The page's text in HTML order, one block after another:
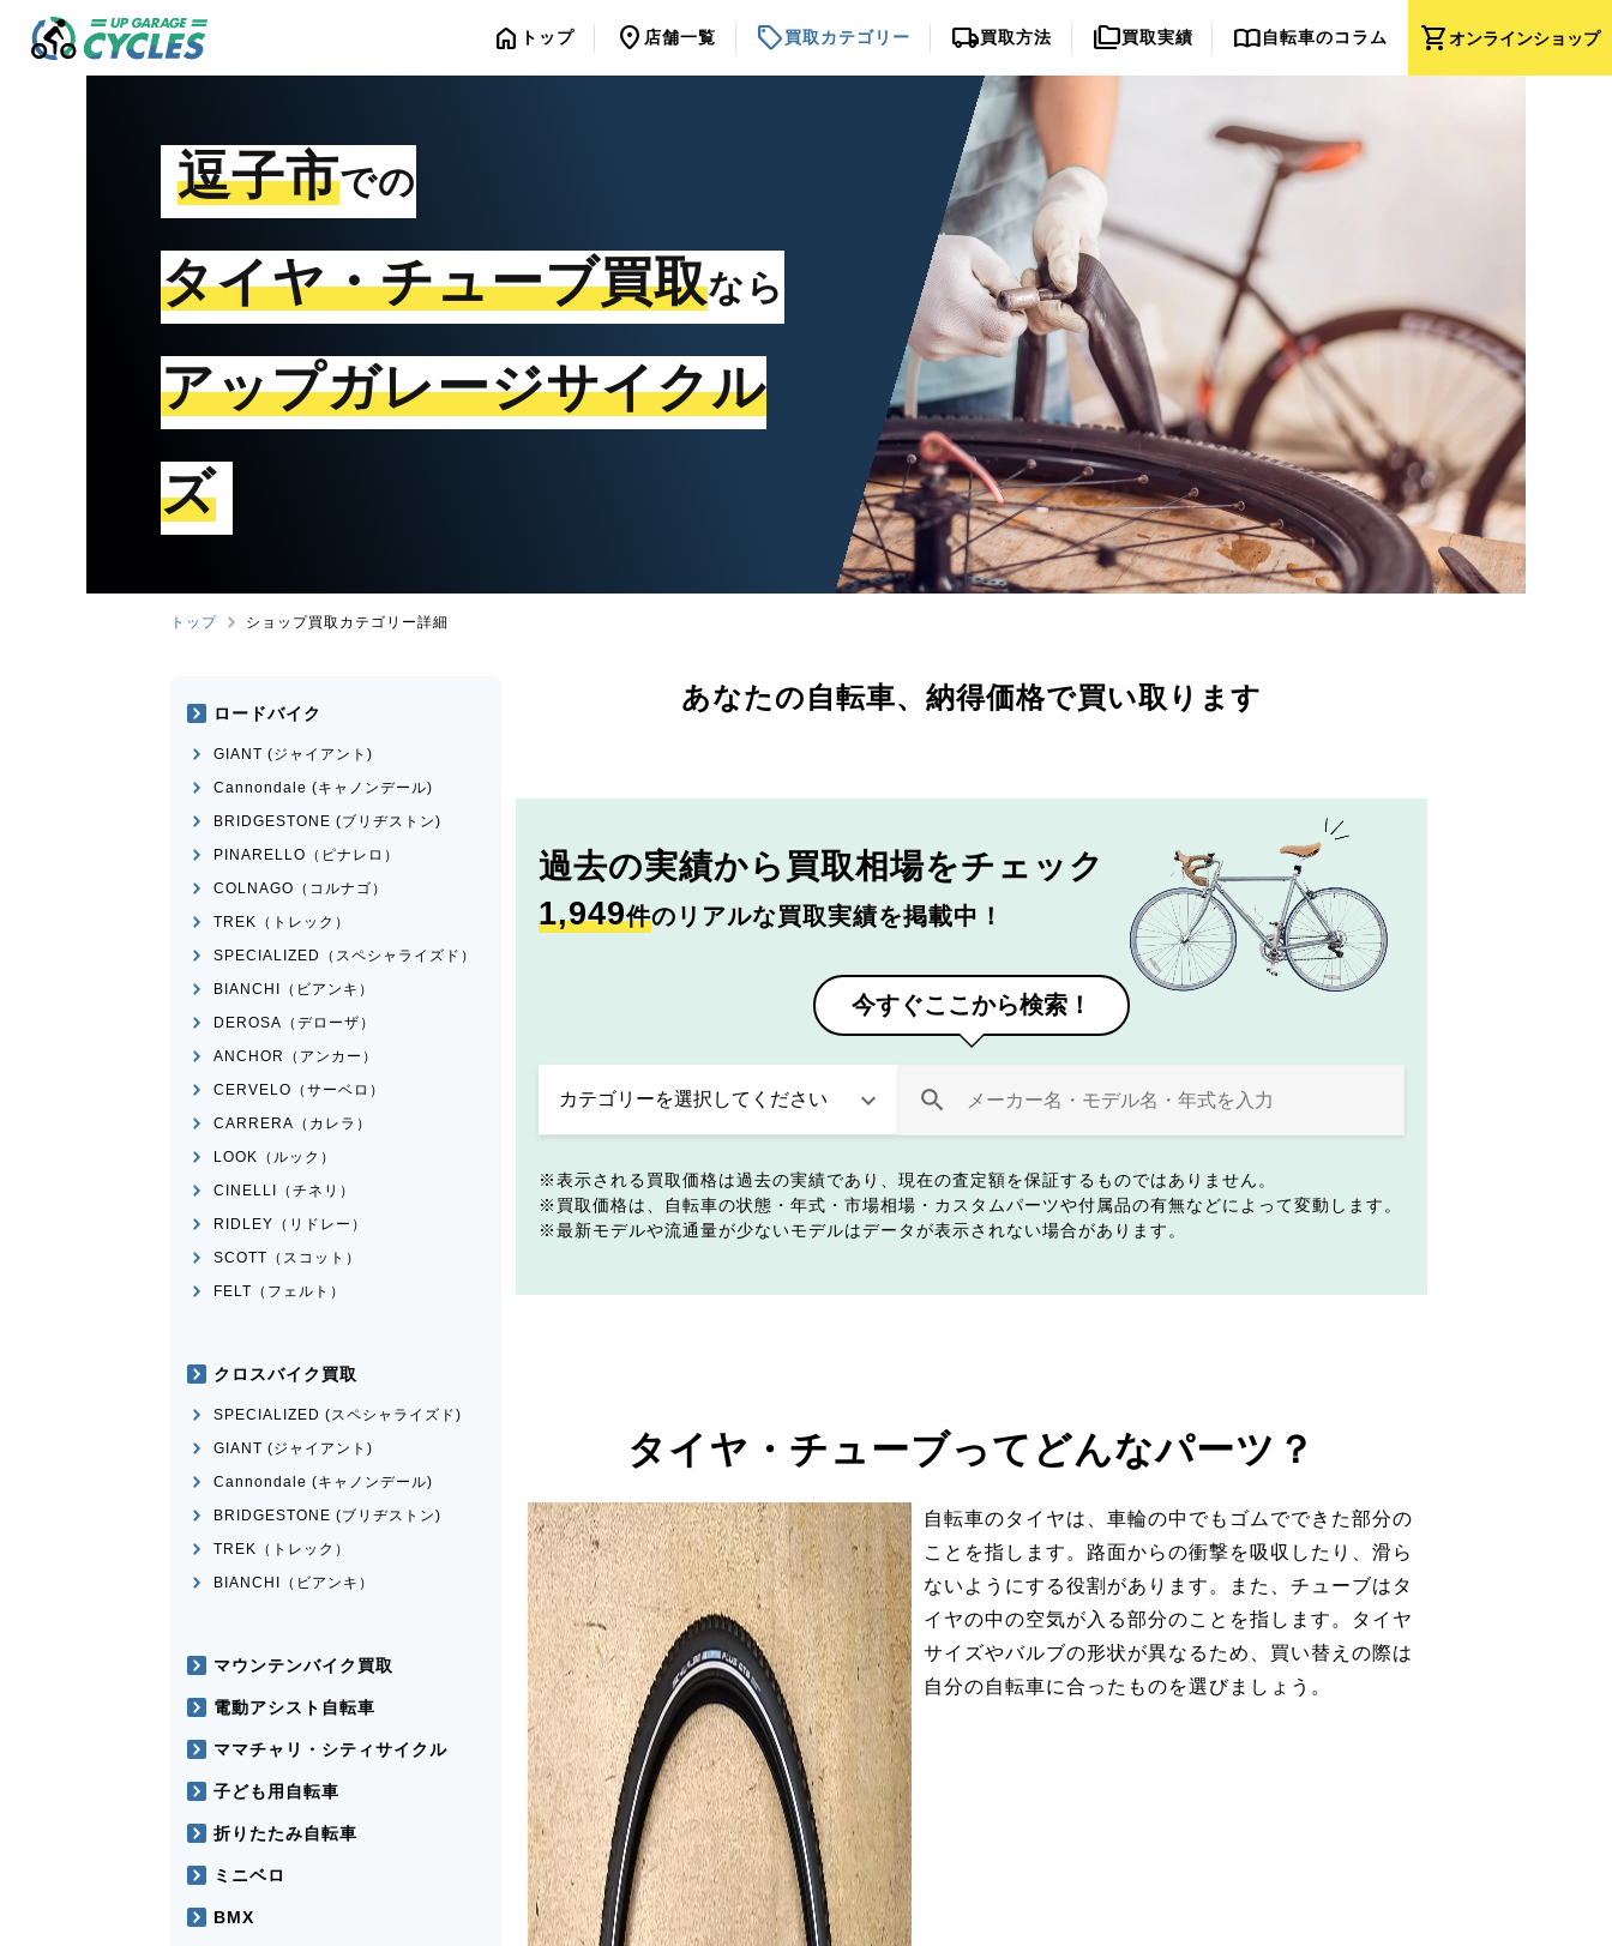
shopping_cartオンラインショップ
home トップ location_on 店舗一覧 sell買取カテゴリー local_shipping買取方法 folder_copy買取実績 import_contacts自転車のコラム
逗子市での
タイヤ・チューブ買取なら
アップガレージサイクル
ズ
トップ ショップ買取カテゴリー詳細
あなたの自転車、 納得価格で買い取ります
過去の実績から 買取相場をチェック
1,949件のリアルな買取実績を掲載中！
今すぐここから検索！
表示される買取価格は過去の実績であり、現在の査定額を保証するものではありません。
買取価格は、自転車の状態・年式・市場相場・カスタムパーツや付属品の有無などによって変動します。
最新モデルや流通量が少ないモデルはデータが表示されない場合があります。
タイヤ・チューブってどんなパーツ？
自転車のタイヤは、車輪の中でもゴムでできた部分の
ことを指します。路面からの衝撃を吸収したり、滑ら
ないようにする役割があります。また、チューブはタ
イヤの中の空気が入る部分のことを指します。タイヤ
サイズやバルブの形状が異なるため、買い替えの際は
自分の自転車に合ったものを選びましょう。
ロードバイク
GIANT (ジャイアント)
Cannondale (キャノンデール)
BRIDGESTONE (ブリヂストン)
PINARELLO（ピナレロ）
COLNAGO（コルナゴ）
TREK（トレック）
SPECIALIZED（スペシャライズド）
BIANCHI（ビアンキ）
DEROSA（デローザ）
ANCHOR（アンカー）
CERVELO（サーベロ）
CARRERA（カレラ）
LOOK（ルック）
CINELLI（チネリ）
RIDLEY（リドレー）
SCOTT（スコット）
FELT（フェルト）
クロスバイク買取
SPECIALIZED (スペシャライズド)
GIANT (ジャイアント)
Cannondale (キャノンデール)
BRIDGESTONE (ブリヂストン)
TREK（トレック）
BIANCHI（ビアンキ）
マウンテンバイク買取
電動アシスト自転車
ママチャリ・シティサイクル
子ども用自転車
折りたたみ自転車
ミニベロ
BMX